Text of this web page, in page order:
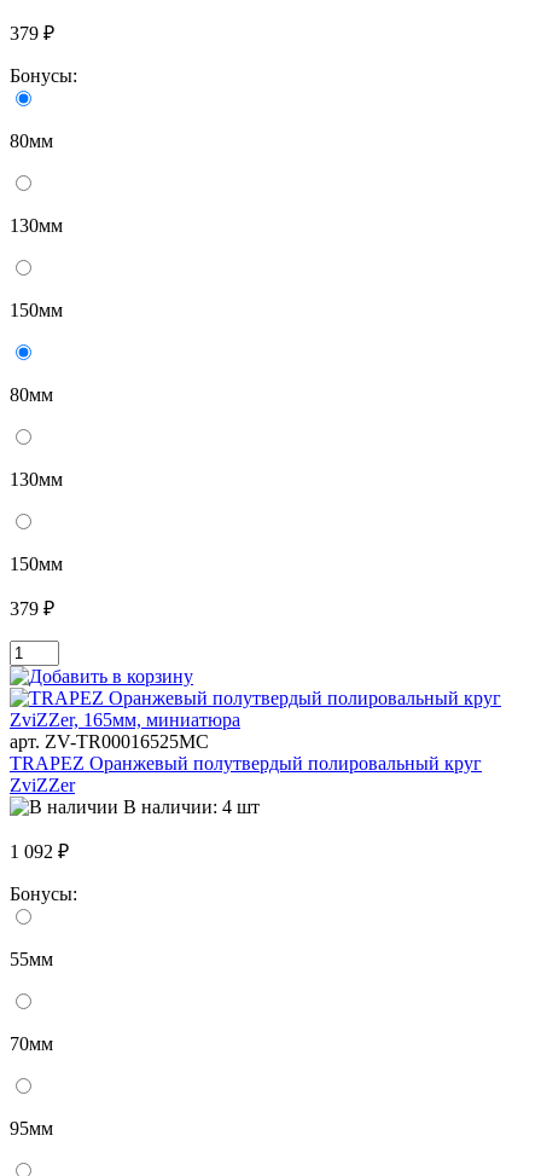
379 ₽
Бонусы:
80мм
130мм
150мм
80мм
130мм
150мм
379 ₽
арт. ZV-TR00016525MC
TRAPEZ Оранжевый полутвердый полировальный круг
ZviZZer
В наличии: 4 шт
1 092 ₽
Бонусы:
55мм
70мм
95мм